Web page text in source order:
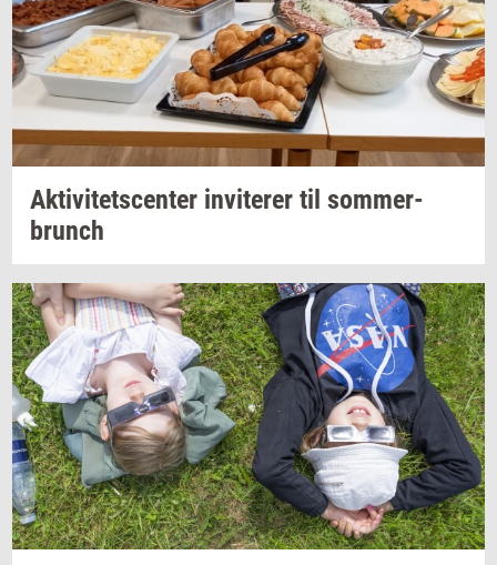
Ak­ti­vi­tets­cen­ter in­vi­te­rer til som­mer­
brunch